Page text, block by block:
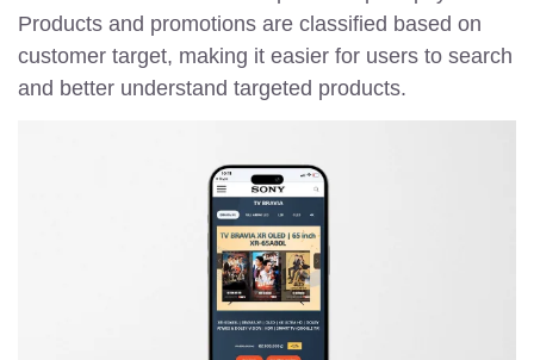
Products and promotions are classified based on
customer target, making it easier for users to search
and better understand targeted products.